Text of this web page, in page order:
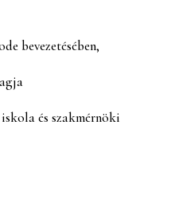
bevezetésében,
és szakmérnöki